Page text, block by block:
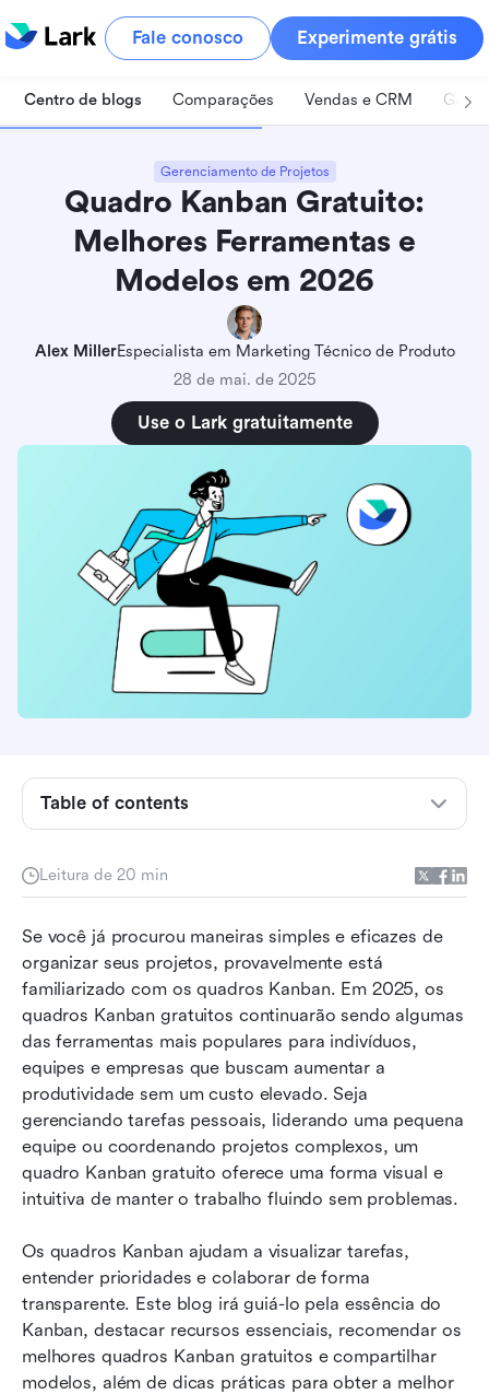
Fale conosco Experimente grátis
Centro de blogs Comparações Vendas e CRM
Gerenciamento de Projetos
Quadro Kanban Gratuito:
Melhores Ferramentas e
Modelos em 2026
Alex MillerEspecialista em Marketing Técnico de Produto
28 de mai. de 2025
Use o Lark gratuitamente
Leitura de 20 min
Se você já procurou maneiras simples e eficazes de
organizar seus projetos, provavelmente está
familiarizado com os quadros Kanban. Em 2025, os
quadros Kanban gratuitos continuarão sendo algumas
das ferramentas mais populares para indivíduos,
equipes e empresas que buscam aumentar a
produtividade sem um custo elevado. Seja
gerenciando tarefas pessoais, liderando uma pequena
equipe ou coordenando projetos complexos, um
quadro Kanban gratuito oferece uma forma visual e
intuitiva de manter o trabalho fluindo sem problemas.
Os quadros Kanban ajudam a visualizar tarefas,
entender prioridades e colaborar de forma
transparente. Este blog irá guiá-lo pela essência do
Kanban, destacar recursos essenciais, recomendar os
melhores quadros Kanban gratuitos e compartilhar
modelos, além de dicas práticas para obter a melhor
Table of contents
O que é um quadro Kanban?
kanban gratuitos?
gratuito?
Top 8 softwares gratuitos de quadro kanban
para melhor gerenciamento de projetos
5 modelos gratuitos poderosos de kanban para
economizar seu tempo e custo
1. Modelo básico de gerenciamento de projetos
2. Modelo de planejamento de sprint ágil
3. Modelo de calendário de conteúdo
4. Modelo de pipeline de vendas
5. Modelo de produtividade pessoal
Dicas práticas para aproveitar ao máximo seu
quadro kanban gratuito